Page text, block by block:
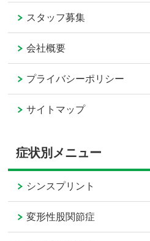
スタッフ募集
会社概要
プライバシーポリシー
サイトマップ
症状別メニュー
シンスプリント
変形性股関節症